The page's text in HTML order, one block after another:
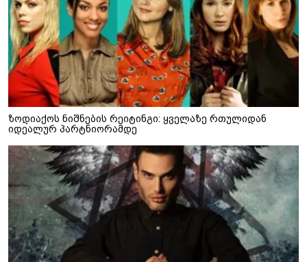
ზოდიაქოს ნიშნების რეიტინგი: ყველაზე რთულიდან
იდეალურ პარტნიორამდე